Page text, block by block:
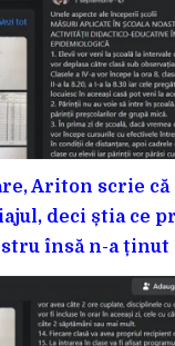
Ariton scrie
deci știa ce
însă n-a ținut